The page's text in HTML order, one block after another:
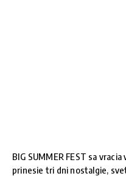
BIG SUMMER FEST sa
prinesie tri dni nostalgie,